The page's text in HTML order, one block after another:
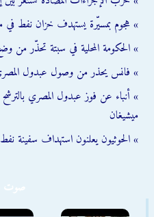
» هجوم بمسيّرة يستهدف خزان نفط في
» الحكومة المحلية في سبتة تحذّر من
» فانس يحذر من وصول عبدول
» أنباء عن فوز عبدول المصري
ميشيغان
» الحوثيون يعلنون استهداف سفينة